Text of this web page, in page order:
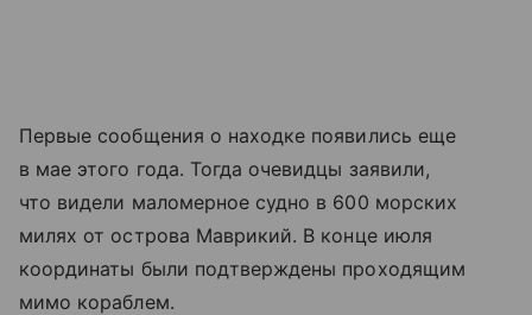
Первые сообщения о находке появились еще
в мае этого года. Тогда очевидцы заявили,
что видели маломерное судно в 600 морских
милях от острова Маврикий. В конце июля
координаты были подтверждены проходящим
мимо кораблем.